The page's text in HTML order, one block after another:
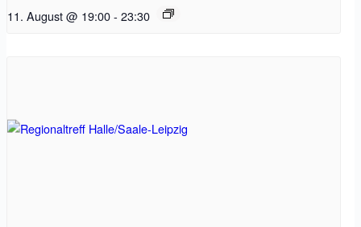
11. August @ 19:00- 23:30